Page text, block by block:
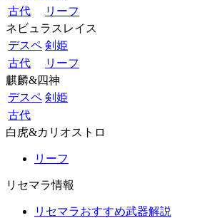
古代
リーフ
ネビュラスレイス
デスペ 剣姫
古代
リーフ
麒麟&四神
デスペ 剣姫
古代
白虎&カリオストロ
リーフ
リセマラ情報
リセマラおすすめ武器解説